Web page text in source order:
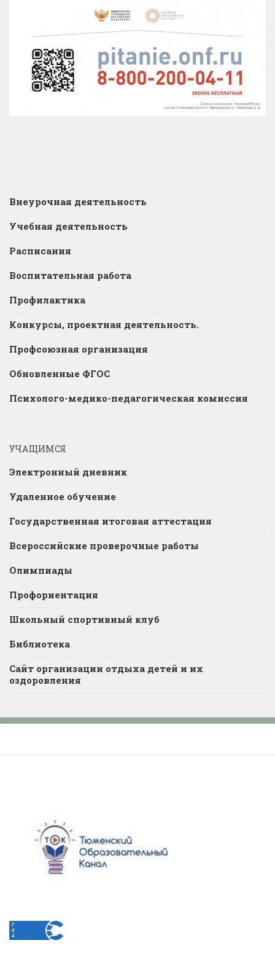
Внеурочная деятельность
Учебная деятельность
Расписания
Воспитательная работа
Профилактика
Конкурсы, проектная деятельность.
Профсоюзная организация
Обновленные ФГОС
Психолого-медико-педагогическая комиссия
УЧАЩИМСЯ
Электронный дневник
Удаленное обучение
Государственная итоговая аттестация
Всероссийские проверочные работы
Олимпиады
Профориентация
Школьный спортивный клуб
Библиотека
Сайт организации отдыха детей и их
оздоровления